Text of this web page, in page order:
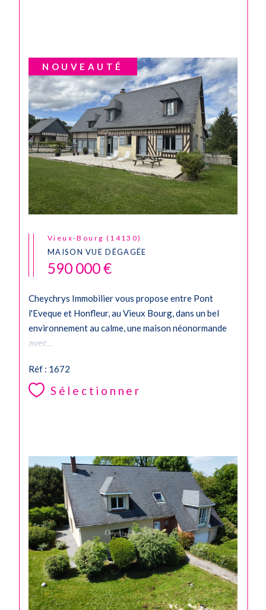
NOUVEAUTÉ
Vieux-Bourg (14130)
MAISON VUE DÉGAGÉE
590 000 €
Cheychrys Immobilier vous propose entre Pont
l'Eveque et Honfleur, au Vieux Bourg, dans un bel
environnement au calme, une maison néonormande
avec...
Réf : 1672
Sélectionner